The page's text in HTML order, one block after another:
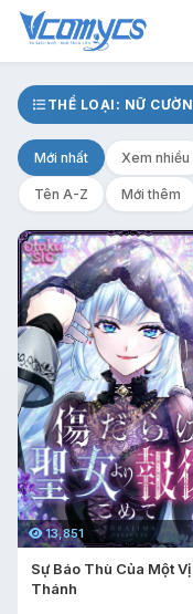
THỂ LOẠI: NỮ
Mới nhất Xem nhiều
Tên A-Z Mới thêm
13,851
Sự Báo Thù Của Một Vị
Thánh